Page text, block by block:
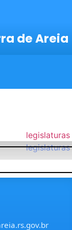
de Areia
legislaturas
legislaturas